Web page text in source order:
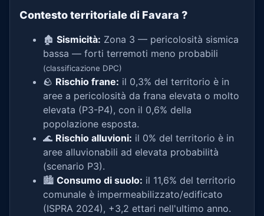
Contesto territoriale di Favara ?
🏚️ Sismicità: Zona 3 — pericolosità sismica
bassa — forti terremoti meno probabili
(classificazione DPC)
🪨 Rischio frane: il 0,3% del territorio è in
aree a pericolosità da frana elevata o molto
elevata (P3-P4), con il 0,6% della
popolazione esposta.
🌊 Rischio alluvioni: il 0% del territorio è in
aree alluvionabili ad elevata probabilità
(scenario P3).
🏙️ Consumo di suolo: il 11,6% del territorio
comunale è impermeabilizzato/edificato
(ISPRA 2024), +3,2 ettari nell'ultimo anno.